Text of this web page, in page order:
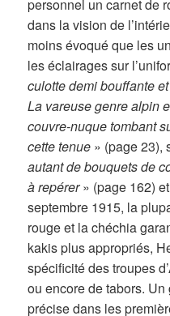
personnel un carnet de
dans la vision de
moins évoqué que les
les éclairages sur
culotte demi bouffante
La vareuse genre alpin
couvre-nuque tombant
cette tenue » (page 23),
autant de bouquets de
à repérer» (page 162)
septembre 1915, la
rouge et la chéchia
kakis plus appropriés,
spécificité des troupes
ou encore de tabors.
précise dans les